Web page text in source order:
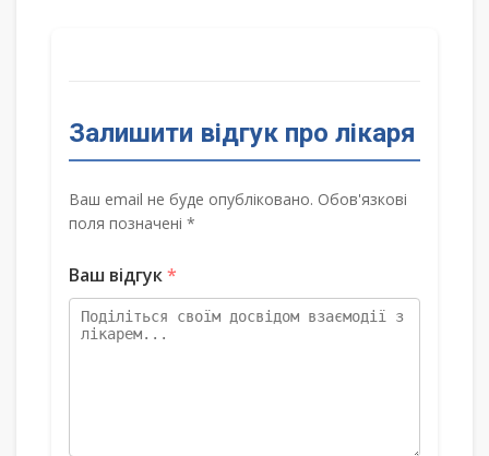
Залишити відгук про лікаря
Ваш email не буде опубліковано. Обов'язкові
поля позначені *
Ваш відгук*